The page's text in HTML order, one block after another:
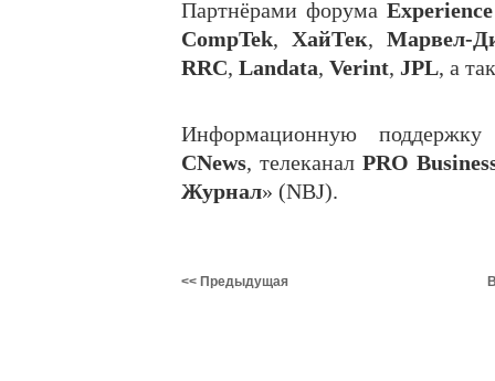
Партнёрами форума
CompTek, ХайТек, Марвел-
RRC, Landata, Verint, JPL, а
Информационную поддержку
CNews, телеканалPRO
Журнал» (NBJ).
<< Предыдущая